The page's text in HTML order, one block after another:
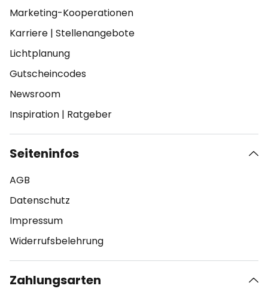
Marketing-Kooperationen
Karriere | Stellenangebote
Lichtplanung
Gutscheincodes
Newsroom
Inspiration | Ratgeber
Seiteninfos
AGB
Datenschutz
Impressum
Widerrufsbelehrung
Zahlungsarten